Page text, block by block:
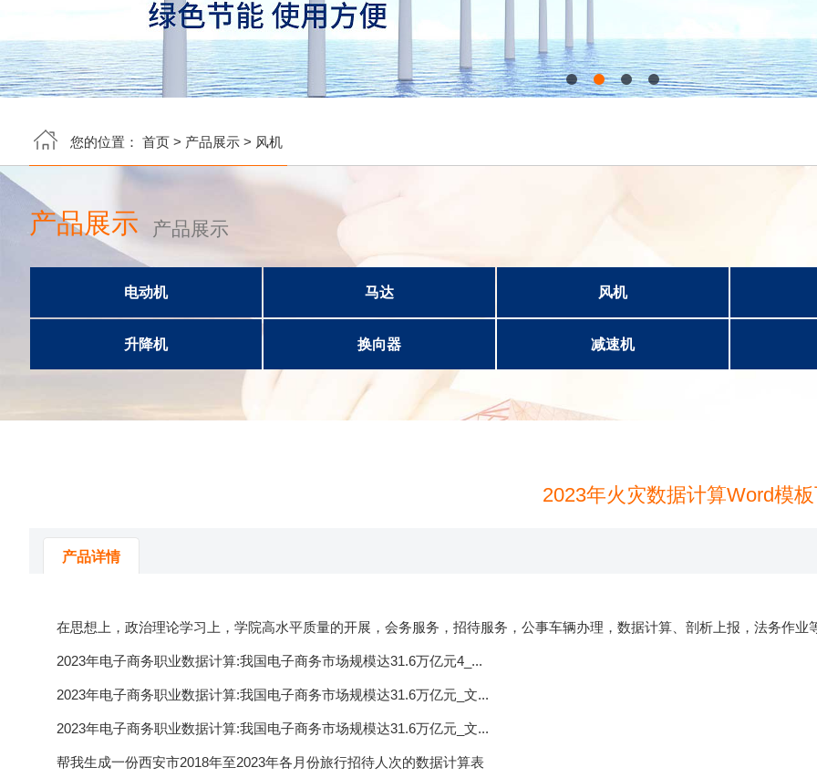
您的位置： 首页 > 产品展示 > 风机
产品展示 产品展示
电动机 马达 风机
升降机 换向器 减速机
2023年火灾数据计算Word模
产品详情
在思想上，政治理论学习上，学院高水平质量的开展，会务服务，招待服务，公事车辆办理，数据计算、剖析上报，法务作业
2023年电子商务职业数据计算:我国电子商务市场规模达31.6万亿元4_...
2023年电子商务职业数据计算:我国电子商务市场规模达31.6万亿元_文...
2023年电子商务职业数据计算:我国电子商务市场规模达31.6万亿元_文...
帮我生成一份西安市2018年至2023年各月份旅行招待人次的数据计算表